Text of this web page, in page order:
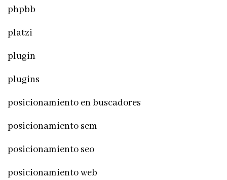
phpbb
platzi
plugin
plugins
posicionamiento en buscadores
posicionamiento sem
posicionamiento seo
posicionamiento web